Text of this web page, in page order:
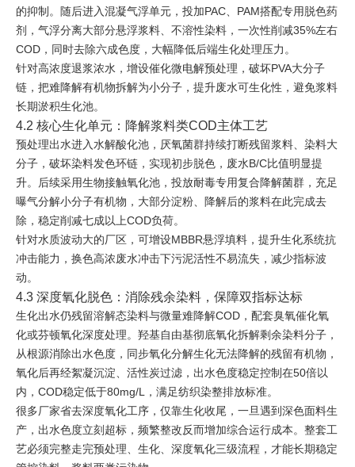
的抑制。随后进入混凝气浮单元，投加PAC、PAM搭配专用脱色药
剂，气浮分离大部分悬浮浆料、不溶性染料，一次性削减35%左右
COD，同时去除六成色度，大幅降低后端生化处理压力。
针对高浓度退浆浓水，增设催化微电解预处理，破坏PVA大分子
链，把难降解有机物拆解为小分子，提升废水可生化性，避免浆料
长期淤积生化池。
4.2 核心生化单元：降解浆料类COD主体工艺
预处理出水进入水解酸化池，厌氧菌群持续打断残留浆料、染料大
分子，破坏染料发色环链，实现初步脱色，废水B/C比值明显提
升。后续采用生物接触氧化池，投放耐毒专用复合降解菌群，充足
曝气分解小分子有机物，大部分淀粉、降解后的浆料在此完成去
除，稳定削减七成以上COD负荷。
针对水质波动大的厂区，可增设MBBR悬浮填料，提升生化系统抗
冲击能力，换色高浓废水冲击下污泥活性不易流失，减少指标波
动。
4.3 深度氧化脱色：消除残余染料，保障双指标达标
生化出水仍残留溶解态染料与微量难降解COD，配套臭氧催化氧
化或芬顿氧化深度处理。羟基自由基彻底氧化拆解剩余染料分子，
从根源消除出水色度，同步氧化分解生化无法降解的残留有机物，
氧化后再经絮凝沉淀、活性炭过滤，出水色度稳定控制在50倍以
内，COD稳定低于80mg/L，满足纺织染整排放标准。
很多厂家省去深度氧化工序，仅靠生化收尾，一旦遇到深色面料生
产，出水色度立刻超标，频繁整改反而增加综合运行成本。整套工
艺必须完整走完预处理、生化、深度氧化三级流程，才能长期稳定